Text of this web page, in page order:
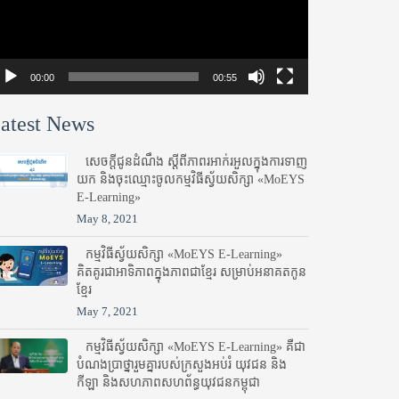
00:00 00:55
News
សេចក្តីជូនដំណឹង ស្តី​ពីភាព​រអាក់រអួល​ក្នុងការ​ទាញ​
យក និង​ចុះ​ឈ្មោះ​ចូល​កម្មវិធី​ស្វ័យសិក្សា «MoEYS
E-Learning»
May 8, 2021
កម្មវិធីស្វ័យសិក្សា «MoEYS E-Learning»
គិតគូរជាអាទិភាពក្នុងភាពជាខ្មែរ សម្រាប់អនាគតកូន
ខ្មែរ
May 7, 2021
កម្មវិធីស្វ័យសិក្សា «MoEYS E-Learning» គឺជា
បំណងប្រាថ្នារួមគ្នារបស់ក្រសួងអប់រំ​ យុវជន និង
កីឡា និងសហភាពសហព័ន្ធយុវជនកម្ពុជា